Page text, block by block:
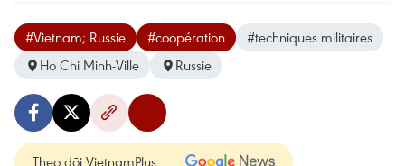
#Vietnam; Russie #coopération
#techniques militaires
Ho Chi Minh-Ville
Russie
Theo dõi VietnamPlus